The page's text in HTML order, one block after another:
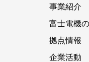
事業紹介
富士電機
拠点情報
企業活動